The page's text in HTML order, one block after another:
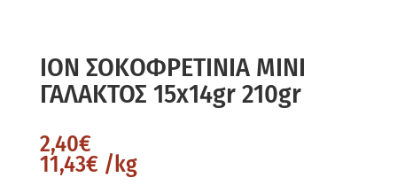
ΙΟΝ ΣΟΚΟΦΡΕΤINIA MINI
ΓΑΛΑΚΤΟΣ 15x14gr 210gr
2,40€
11,43€ /kg